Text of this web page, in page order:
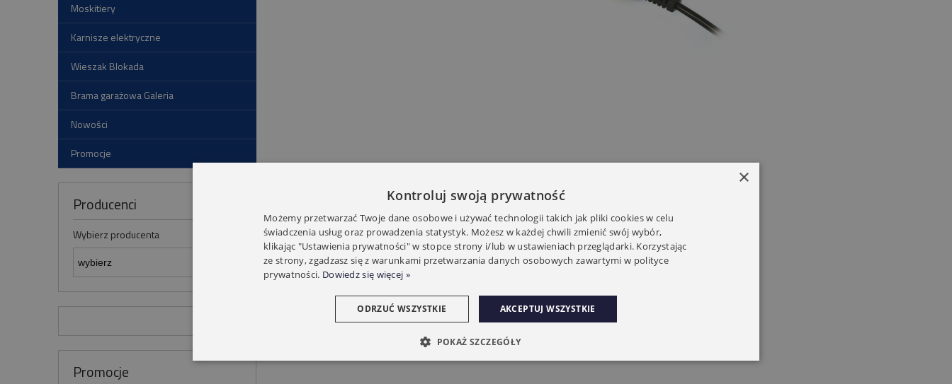
Moskitiery
Karnisze elektryczne
Wieszak Blokada
Brama garażowa Galeria
Nowości
Promocje
Producenci
Wybierz producenta
Promocje
×
Kontroluj swoją prywatność
Możemy przetwarzać Twoje dane osobowe i używać technologii takich jak pliki cookies w celu
świadczenia usług oraz prowadzenia statystyk. Możesz w każdej chwili zmienić swój wybór,
klikając "Ustawienia prywatności" w stopce strony i/lub w ustawieniach przeglądarki. Korzystając
ze strony, zgadzasz się z warunkami przetwarzania danych osobowych zawartymi w polityce
prywatności. Dowiedz się więcej »
AKCEPTUJ WSZYSTKIE
ODRZUĆ WSZYSTKIE
POKAŻ SZCZEGÓŁY